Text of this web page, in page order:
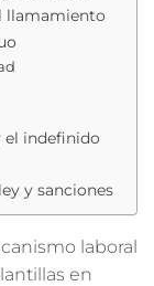
llamamiento
el indefinido
y sanciones
laboral
en